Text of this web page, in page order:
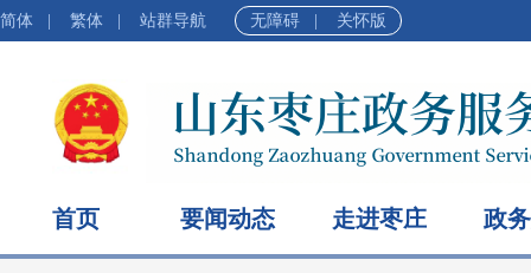
简体 繁体 站群导航 无障碍 关怀版
首页 要闻动态 走进枣庄 政